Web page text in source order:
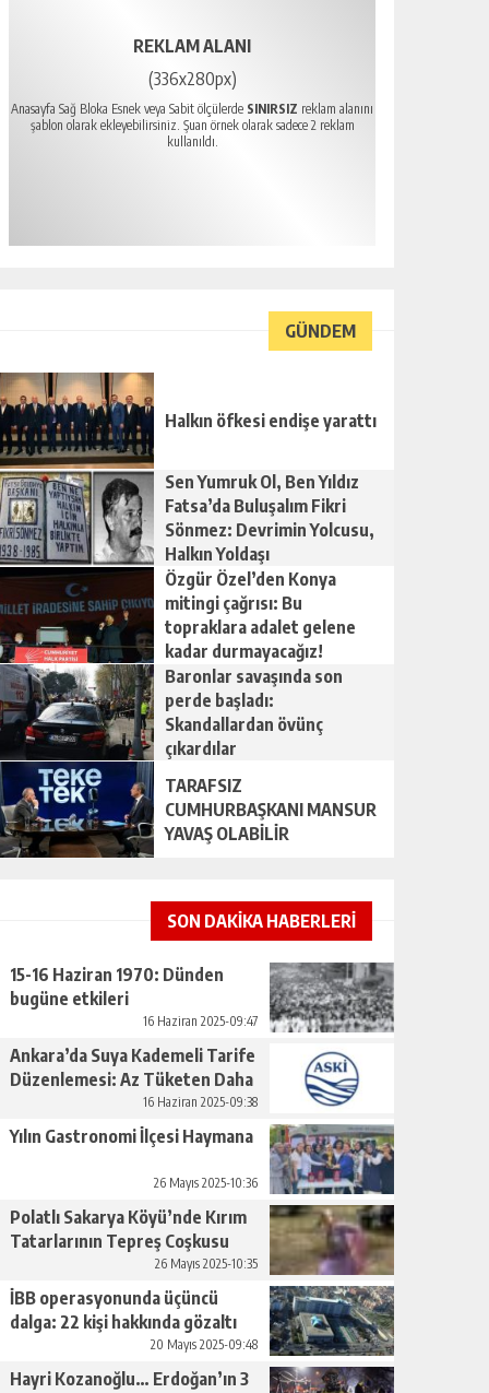
REKLAM ALANI
(336x280px)
Anasayfa Sağ Bloka Esnek veya Sabit ölçülerde SINIRSIZ reklam alanını
şablon olarak ekleyebilirsiniz. Şuan örnek olarak sadece 2 reklam
kullanıldı.
GÜNDEM
Halkın öfkesi endişe yarattı
Sen Yumruk Ol, Ben Yıldız
Fatsa’da Buluşalım Fikri
Sönmez: Devrimin Yolcusu,
Halkın Yoldaşı
Özgür Özel’den Konya
mitingi çağrısı: Bu
topraklara adalet gelene
kadar durmayacağız!
Baronlar savaşında son
perde başladı:
Skandallardan övünç
çıkardılar
TARAFSIZ
CUMHURBAŞKANI MANSUR
YAVAŞ OLABİLİR
SON DAKİKA HABERLERİ
15-16 Haziran 1970: Dünden
bugüne etkileri
16 Haziran 2025-09:47
Ankara’da Suya Kademeli Tarife
Düzenlemesi: Az Tüketen Daha
16 Haziran 2025-09:38
Yılın Gastronomi İlçesi Haymana
26 Mayıs 2025-10:36
Polatlı Sakarya Köyü’nde Kırım
Tatarlarının Tepreş Coşkusu
26 Mayıs 2025-10:35
İBB operasyonunda üçüncü
dalga: 22 kişi hakkında gözaltı
20 Mayıs 2025-09:48
Hayri Kozanoğlu… Erdoğan’ın 3